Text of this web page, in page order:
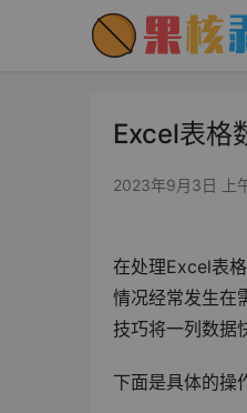
Excel表格
2023年9月3日 上
在处理Excel表
情况经常发生在
技巧将一列数据
下面是具体的操